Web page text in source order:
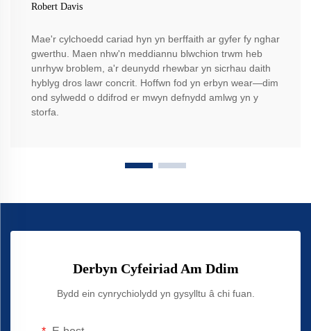
Robert Davis
Mae'r cylchoedd cariad hyn yn berffaith ar gyfer fy nghar
gwerthu. Maen nhw'n meddiannu blwchion trwm heb
unrhyw broblem, a'r deunydd rhewbar yn sicrhau daith
hyblyg dros lawr concrit. Hoffwn fod yn erbyn wear—dim
ond sylwedd o ddifrod er mwyn defnydd amlwg yn y
storfa.
Derbyn Cyfeiriad Am Ddim
Bydd ein cynrychiolydd yn gysylltu â chi fuan.